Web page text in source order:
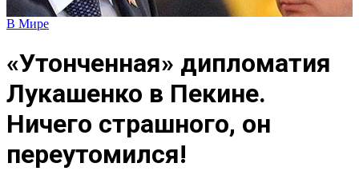
В Мире
«Утонченная» дипломатия
Лукашенко в Пекине.
Ничего страшного, он
переутомился!